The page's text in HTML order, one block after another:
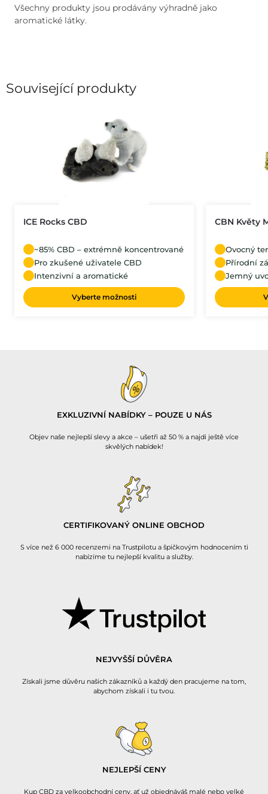
Všechny produkty jsou prodávány výhradně jako
aromatické látky.
Související produkty
ICE Rocks CBD
~85% CBD – extrémně koncentrované
Pro zkušené uživatele CBD
Intenzivní a aromatické
Vyberte možnosti
CBN Květy
Ovocný
Přírodní
Jemný
EXKLUZIVNÍ NABÍDKY – POUZE U NÁS
Objev naše nejlepší slevy a akce – ušetři až 50 % a najdi ještě více
skvělých nabídek!
CERTIFIKOVANÝ ONLINE OBCHOD
S více než 6 000 recenzemi na Trustpilotu a špičkovým hodnocením ti
nabízíme tu nejlepší kvalitu a služby.
NEJVYŠŠÍ DŮVĚRA
Získali jsme důvěru našich zákazníků a každý den pracujeme na tom,
abychom získali i tu tvou.
NEJLEPŠÍ CENY
Kup CBD za velkoobchodní ceny, ať už objednáváš malé nebo velké